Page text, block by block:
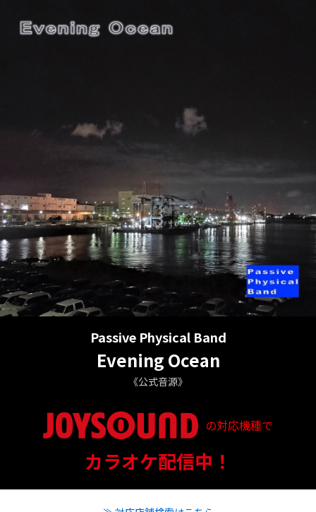
Passive Physical Band
Evening Ocean
《公式音源》
の対応機種で
配信ステータスカラオケ配信中！